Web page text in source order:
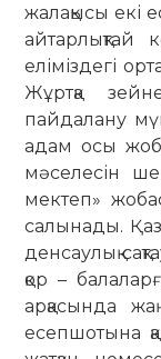
жалақысы екі
айтарлықтай
еліміздегі
Жұртқа
пайдалану
адам осы
мәселесін
мектеп»
салынады.
денсаулық
қор –
арқасында
есепшотына